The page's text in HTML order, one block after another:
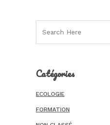
Catégories
ECOLOGIE
FORMATION